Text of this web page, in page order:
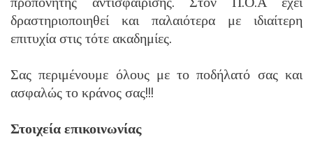
δραστηριοποιηθεί και παλαιότερα με ιδιαίτερη
επιτυχία στις τότε ακαδημίες.
Σας περιμένουμε όλους με το ποδήλατό σας και
ασφαλώς το κράνος σας!!!
Στοιχεία επικοινωνίας